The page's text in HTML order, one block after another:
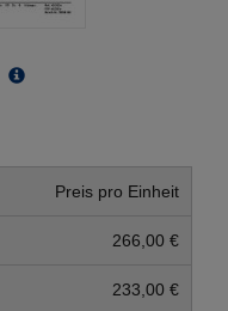
Preis pro Einheit
266,00 €
233,00 €